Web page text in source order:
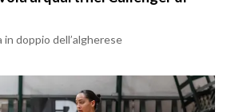
doppio dell’algherese